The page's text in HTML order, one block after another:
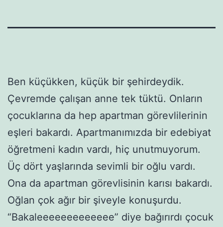
Ben küçükken, küçük bir şehirdeydik.
Çevremde çalışan anne tek tüktü. Onların
çocuklarına da hep apartman görevlilerinin
eşleri bakardı. Apartmanımızda bir edebiyat
öğretmeni kadın vardı, hiç unutmuyorum.
Üç dört yaşlarında sevimli bir oğlu vardı.
Ona da apartman görevlisinin karısı bakardı.
Oğlan çok ağır bir şiveyle konuşurdu.
“Bakaleeeeeeeeeeeee” diye bağırırdı çocuk